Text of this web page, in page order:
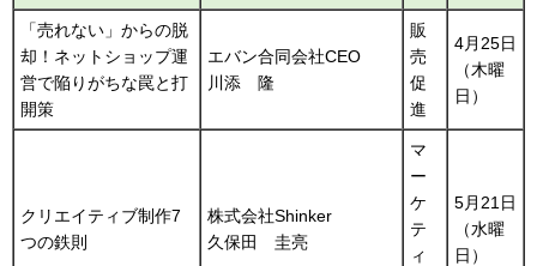
「売れない」からの脱
却！ネットショップ運
営で陥りがちな罠と打
開策
エバン合同会社CEO
川添 隆
販
売
促
進
4月25日
（木曜
日）
クリエイティブ制作7
つの鉄則
株式会社Shinker
久保田 圭亮
マ
ー
ケ
テ
ィ
5月21日
（水曜
日）